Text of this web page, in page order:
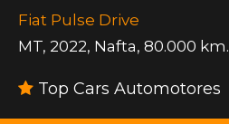
Fiat Pulse Drive
MT, 2022, Nafta, 80.000 km.
Top Cars Automotores